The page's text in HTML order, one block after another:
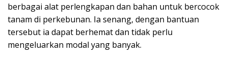
berbagai alat perlengkapan dan bahan untuk bercocok
tanam di perkebunan. Ia senang, dengan bantuan
tersebut ia dapat berhemat dan tidak perlu
mengeluarkan modal yang banyak.